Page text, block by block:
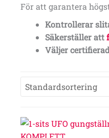
För att garantera
Kontrollerar
Säkerställer att
Väljer